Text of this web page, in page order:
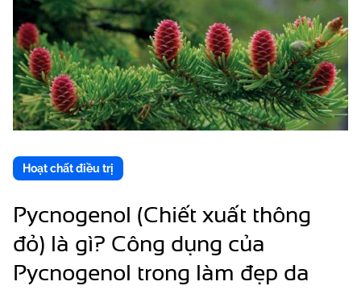
Hoạt chất điều trị
Pycnogenol (Chiết xuất thông
đỏ) là gì? Công dụng của
Pycnogenol trong làm đẹp da